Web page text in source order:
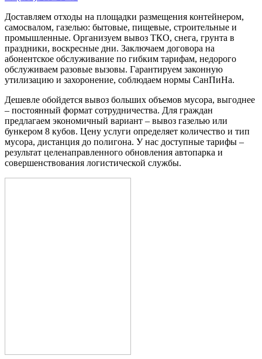
Доставляем отходы на площадки размещения контейнером,
самосвалом, газелью: бытовые, пищевые, строительные и
промышленные. Организуем вывоз ТКО, снега, грунта в
праздники, воскресные дни. Заключаем договора на
абонентское обслуживание по гибким тарифам, недорого
обслуживаем разовые вызовы. Гарантируем законную
утилизацию и захоронение, соблюдаем нормы СанПиНа.
Дешевле обойдется вывоз больших объемов мусора, выгоднее
– постоянный формат сотрудничества. Для граждан
предлагаем экономичный вариант – вывоз газелью или
бункером 8 кубов. Цену услуги определяет количество и тип
мусора, дистанция до полигона. У нас доступные тарифы –
результат целенаправленного обновления автопарка и
совершенствования логистической службы.